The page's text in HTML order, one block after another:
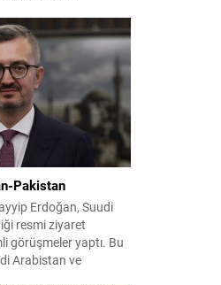
personel, sahada
ve denetim
esnasında
Pakistan
Erdoğan, Suudi
resmi ziyaret
görüşmeler yaptı. Bu
Arabistan ve